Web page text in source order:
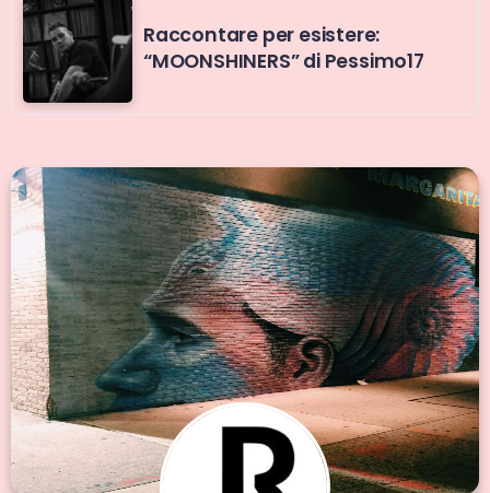
Raccontare per esistere:
“MOONSHINERS” di Pessimo17